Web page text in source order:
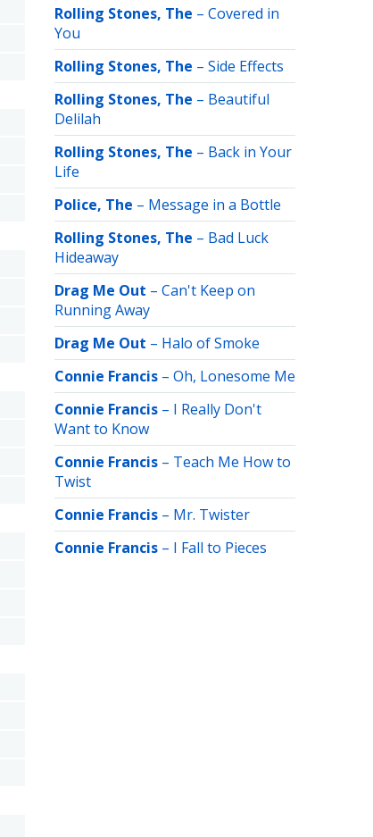
Rolling Stones, The – Covered in
You
Rolling Stones, The – Side Effects
Rolling Stones, The – Beautiful
Delilah
Rolling Stones, The – Back in Your
Life
Police, The – Message in a Bottle
Rolling Stones, The – Bad Luck
Hideaway
Drag Me Out – Can't Keep on
Running Away
Drag Me Out – Halo of Smoke
Connie Francis – Oh, Lonesome Me
Connie Francis – I Really Don't
Want to Know
Connie Francis – Teach Me How to
Twist
Connie Francis – Mr. Twister
Connie Francis – I Fall to Pieces